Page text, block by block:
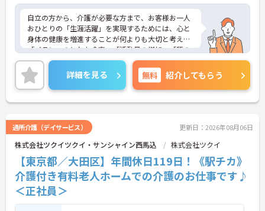
自立の方から、介護が必要な方まで、お客様お一人
おひとりの「生涯活躍」を実現するためには、心と
身体の健康を増進することが何よりも大切と考え、
「バランスのとれた食事」「活動量の増加」「質の
よい睡眠」の3つの生活習慣の向上にとりくんでい
ます。
サービス付き高齢者向け住宅のお客様は自らすすん
で行動することが得意なので、施設内サークル活動
がとても盛んです。習字や絵が得意なお客様は自ら
ます。
お客様が自ら進んで行動したくなる、挑戦したくな
る生活環境を提供する事がスタッフの大切な役割に
なっています。
詳細を見る 無料 紹介してもらう
通所介護（デイサービス） 更新日：2026年08月06日
株式会社ツクイツクイ・サンシャイン西馬込 株式会社ツクイ
【東京都／大田区】年間休日119日！《駅チカ》
介護付き有料老人ホームでの介護のお仕事です♪
＜正社員＞